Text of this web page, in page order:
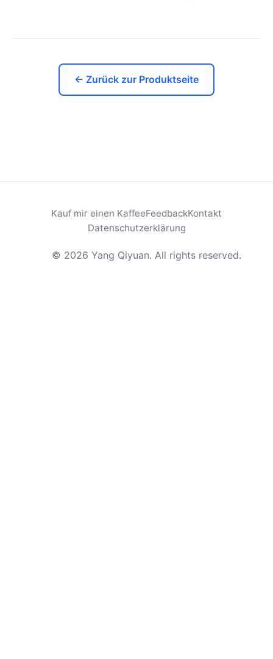
← Zurück zur Produktseite
Kauf mir einen KaffeeFeedbackKontakt
Datenschutzerklärung
© 2026 Yang Qiyuan. All rights reserved.